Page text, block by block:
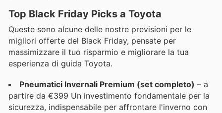
Top Black Friday Picks a Toyota
Queste sono alcune delle nostre previsioni per le
migliori offerte del Black Friday, pensate per
massimizzare il tuo risparmio e migliorare la tua
esperienza di guida Toyota.
Pneumatici Invernali Premium (set completo) – a
partire da €399 Un investimento fondamentale per la
sicurezza, indispensabile per affrontare l'inverno con